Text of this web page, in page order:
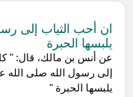
ان أحب الثياب إلى
يلبسها الحبرة
عن أنس بن مالك، قال: "
إلى رسول الله صلى الله
يلبسها الحبرة "